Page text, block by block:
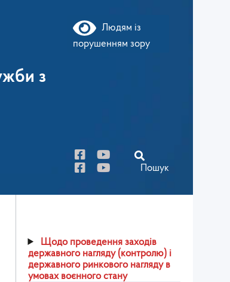
Людям із
порушенням зору
з
Пошук
Щодо проведення заходів
державного нагляду (контролю) і
державного ринкового нагляду в
умовах воєнного стану